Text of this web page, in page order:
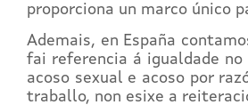
proporciona un marco único
Ademais, en España
fai referencia á igualdade
acoso sexual e acoso por
traballo, non esixe a